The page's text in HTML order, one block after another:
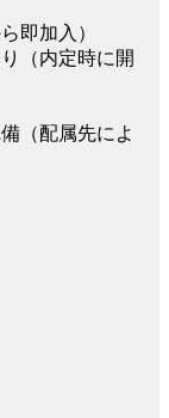
即加入）
（内定時に開
（配属先によ